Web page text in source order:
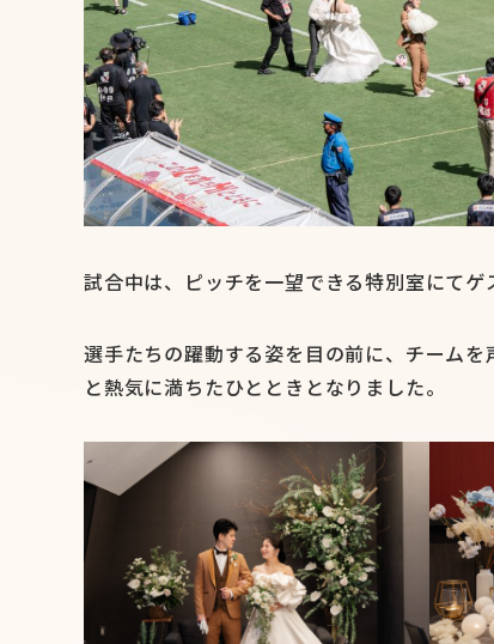
試合中は、ピッチを一望できる特別室にてゲ
選手たちの躍動する姿を目の前に、チーム
と熱気に満ちたひとときとなりました。